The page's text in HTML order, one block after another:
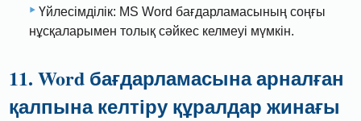
Үйлесімділік: MS Word бағдарламасының соңғы
нұсқаларымен толық сәйкес келмеуі мүмкін.
11. Word бағдарламасына арналған
қалпына келтіру құралдар жинағы